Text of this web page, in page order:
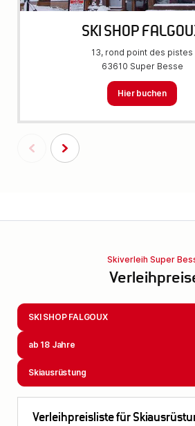
SKI SHOP
13, rond point des pistes
63610 Super Besse
Hier buchen
Skiverleih Super
SKI SHOP FALGOUX
ab 18 Jahre
Skiausrüstung
Verleihpreisliste für